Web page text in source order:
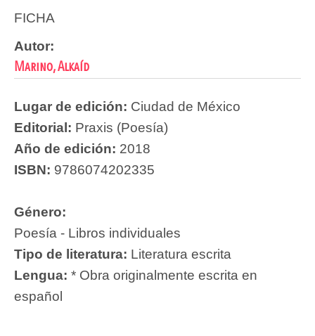
FICHA
Autor:
Marino, Alkaíd
Lugar de edición: Ciudad de México
Editorial: Praxis (Poesía)
Año de edición: 2018
ISBN: 9786074202335
Género:
Poesía - Libros individuales
Tipo de literatura: Literatura escrita
Lengua: * Obra originalmente escrita en
español